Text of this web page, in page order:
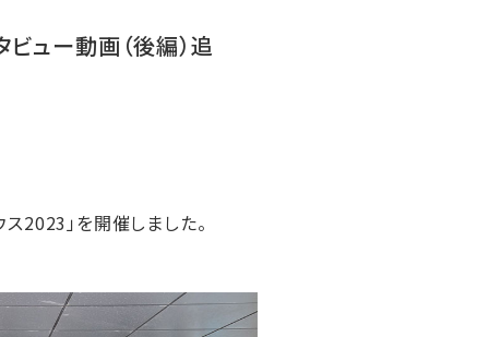
ュー動画（後編）追
2023」を開催しました。